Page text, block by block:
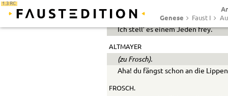
1.3 RC
Genese
Faust I
MEPHISTOPHELES.
Ich stell’ es einem Jeden frey.
ALTMAYER
(zu Frosch).
Aha! du fängst schon an die
FROSCH.